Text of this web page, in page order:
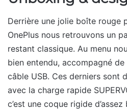
Derrière une jolie boîte rouge
OnePlus nous retrouvons un
restant classique. Au menu
bien entendu, accompagné
câble USB. Ces derniers sont
avec la charge rapide
c’est une coque rigide